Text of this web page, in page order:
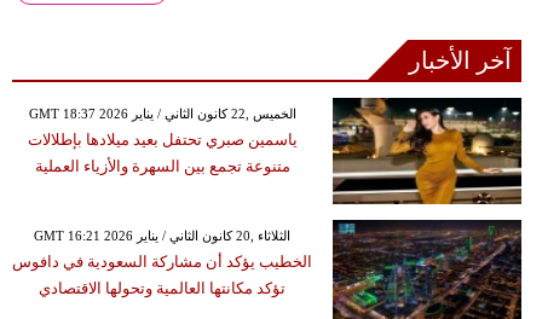
آخر الأخبار
GMT 18:37 2026 الخميس ,22 كانون الثاني / يناير
ياسمين صبري تحتفل بعيد ميلادها بإطلالات
متنوعة تجمع بين السهرة والأزياء العملية
GMT 16:21 2026 الثلاثاء ,20 كانون الثاني / يناير
الخطيب يؤكد أن مشاركة السعودية في دافوس
تؤكد مكانتها العالمية وتحولها الاقتصادي